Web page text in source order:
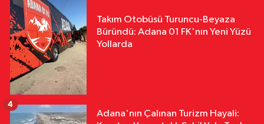
Takım Otobüsü Turuncu-Beyaza
Büründü: Adana 01 FK'nın Yeni Yüzü
Yollarda
Adana'nın Çalınan Turizm Hayali:
4